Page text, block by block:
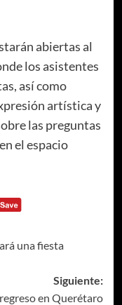
abiertas al
los asistentes
así como
artística y
las preguntas
el espacio
una fiesta
Siguiente:
regreso en Querétaro